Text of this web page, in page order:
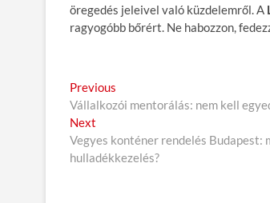
öregedés jeleivel való küzdelemről. A
ragyogóbb bőrért. Ne habozzon,
B
e
j
e
Previous
r
v
i
Vállalkozói mentorálás: nem kell
Next
e
x
Vegyes konténer rendelés
hulladékkezelés?